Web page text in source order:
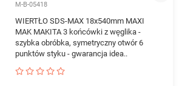
M-B-05418
WIERTŁO SDS-MAX 18x540mm MAXI
MAK MAKITA 3 końcówki z węglika -
szybka obróbka, symetryczny otwór 6
punktów styku - gwarancja idea..